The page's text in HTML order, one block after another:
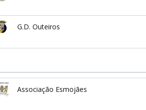
G.D. Outeiros
Associação Esmojães